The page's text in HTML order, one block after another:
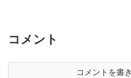
コメント
コメントを書